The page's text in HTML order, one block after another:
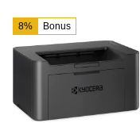
8% Bonus